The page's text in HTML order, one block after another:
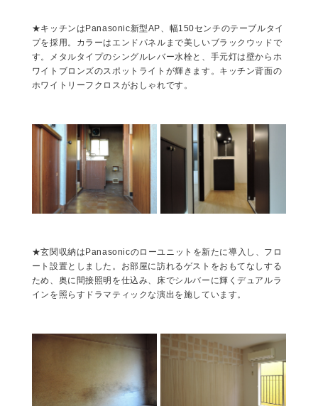
★キッチンはPanasonic新型AP、幅150センチのテーブルタイ
プを採用。カラーはエンドパネルまで美しいブラックウッドで
す。メタルタイプのシングルレバー水栓と、手元灯は壁からホ
ワイトブロンズのスポットライトが輝きます。キッチン背面の
ホワイトリーフクロスがおしゃれです。
★玄関収納はPanasonicのローユニットを新たに導入し、フロ
ート設置としました。お部屋に訪れるゲストをおもてなしする
ため、奥に間接照明を仕込み、床でシルバーに輝くデュアルラ
インを照らすドラマティックな演出を施しています。